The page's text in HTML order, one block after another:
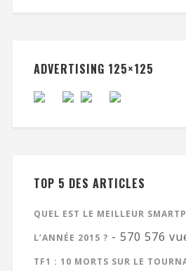
ADVERTISING 125×125
TOP 5 DES ARTICLES
QUEL EST LE MEILLEUR
L’ANNÉE 2015 ? - 570 576
TF1 : 10 MORTS SUR LE